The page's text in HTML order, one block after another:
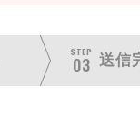
STEP
03 送信